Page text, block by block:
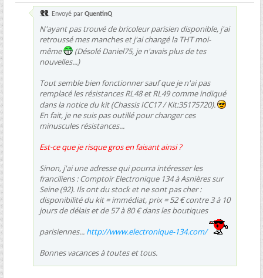
Envoyé par QuentinQ
N'ayant pas trouvé de bricoleur parisien disponible, j'ai
retroussé mes manches et j'ai changé la THT moi-
même
(Désolé Daniel75, je n'avais plus de tes
nouvelles...)
Tout semble bien fonctionner sauf que je n'ai pas
remplacé les résistances RL48 et RL49 comme indiqué
dans la notice du kit (Chassis ICC17 / Kit:35175720).
En fait, je ne suis pas outillé pour changer ces
minuscules résistances...
Est-ce que je risque gros en faisant ainsi ?
Sinon, j'ai une adresse qui pourra intéresser les
franciliens : Comptoir Electronique 134 à Asnières sur
Seine (92). Ils ont du stock et ne sont pas cher :
disponibilité du kit = immédiat, prix = 52 € contre 3 à 10
jours de délais et de 57 à 80 € dans les boutiques
parisiennes... http://www.electronique-134.com/
Bonnes vacances à toutes et tous.